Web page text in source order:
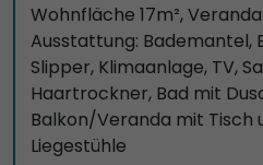
Wohnfläche 17m²,
Ausstattung: Bademantel,
Slipper, Klimaanlage, TV,
Haartrockner, Bad mit
Balkon/Veranda mit Tisch
Liegestühle